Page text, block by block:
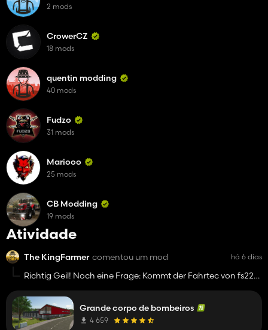
Atividade
The KingFarmer comentou um mod há 6 dias
Richtig Geil! Noch eine Frage: Kommt der Fahrtec von fs22
Grande corpo de bombeiros
4 659
2 mods
CrowerCZ
18 mods
quentin modding
40 mods
Fudzo
31 mods
Mariooo
25 mods
CB Modding
19 mods